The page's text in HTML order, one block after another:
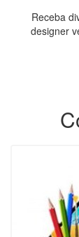
Receba
designer